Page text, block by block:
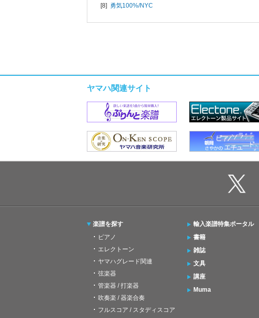
[8] 勇気100%/NYC
ヤマハ関連サイト
楽譜を探す
ピアノ
エレクトーン
ヤマハグレード関連
弦楽器
管楽器 / 打楽器
吹奏楽 / 器楽合奏
フルスコア / スタディスコア
輸入楽譜特集ポータル
書籍
雑誌
文具
講座
Muma